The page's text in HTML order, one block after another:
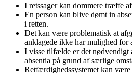
I retssager kan dommere træffe
En person kan blive dømt in
i retten.
Det kan være problematisk at
anklagede ikke har mulighed for
I visse tilfælde er det nødvendigt
absentia på grund af særlige
Retfærdighedssystemet kan